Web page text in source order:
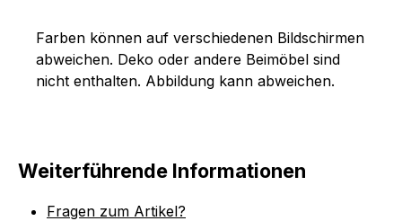
Farben können auf verschiedenen Bildschirmen
abweichen. Deko oder andere Beimöbel sind
nicht enthalten. Abbildung kann abweichen.
Weiterführende Informationen
Fragen zum Artikel?